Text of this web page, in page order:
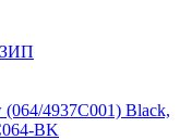
ЗИП
4937C001) Black,
BK